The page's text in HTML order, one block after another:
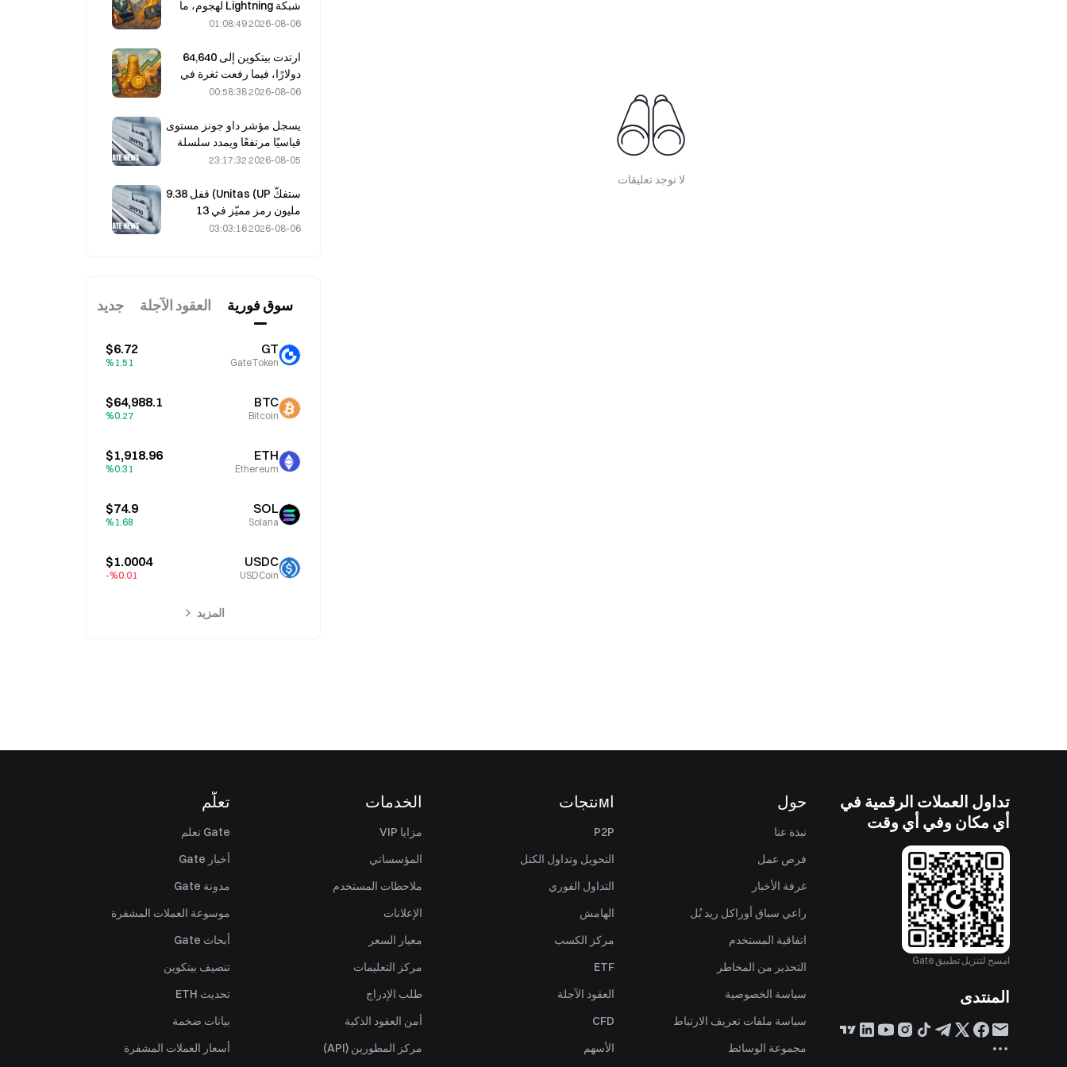
لا توجد تعليقات
بأكمله
شبكة Lightning لهجوم، ما
أدى إلى توقّفها مؤقتًا عن
عدم فقدان أموال المستخدمين.
2026-08-06 01:08:49
ارتدت بيتكوين إلى 64,640
دولارًا، فيما رفعت ثغرة في
Coldcard عدد المحافظ
في ثلاثة أشهر.
2026-08-06 00:58:38
يسجل مؤشر داو جونز مستوى
قياسيًا مرتفعًا ويمدد سلسلة
مكاسبه لليوم الخامس على
واستثمارات الذكاء الاصطناعي
تقود المكاسب
2026-08-05 23:17:32
ستفكّ Unitas (UP) قفل 9.38
مليون رمز مميّز في 13
2026-08-06 03:03:16
سوق فوریة العقود الآجلة جديد
GT
GateToken
$6.72
%1.51
BTC
Bitcoin
$64,988.1
%0.27
ETH
Ethereum
$1,918.96
%0.31
SOL
Solana
$74.9
%1.68
USDC
USDCoin
$1.0004
%0.01-
المزيد
تداول العملات الرقمية في
أي مكان وفي أي وقت
امسح لتنزيل تطبيق Gate
المنتدى
حول
نبذة عنا
فرص عمل
غرفة الأخبار
راعي سباق أوراكل ريد بُل
اتفاقية المستخدم
التحذير من المخاطر
سياسة الخصوصية
سياسة ملفات تعريف الارتباط
مجموعة الوسائط
اмنتجات
P2P
التحويل وتداول الكتل
التداول الفوري
الهامش
مركز الكسب
ETF
العقود الآجلة
CFD
الأسهم
الخدمات
مزايا VIP
المؤسساتي
ملاحظات المستخدم
الإعلانات
معيار السعر
مركز التعليمات
طلب الإدراج
أمن العقود الذكية
مركز المطورين (API)
تعلّم
Gate تعلم
أخبار Gate
مدونة Gate
موسوعة العملات المشفرة
أبحاث Gate
تنصيف بيتكوين
تحديث ETH
بيانات ضخمة
أسعار العملات المشفرة